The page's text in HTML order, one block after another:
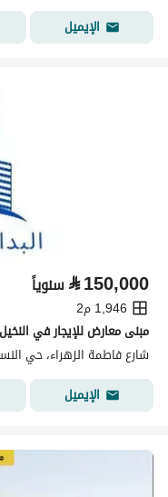
الإيميل
⃁150,000 سنوياً
1,946 م2
مبنى معارض للإيجار في
شارع فاطمة الزهراء، حي
الإيميل